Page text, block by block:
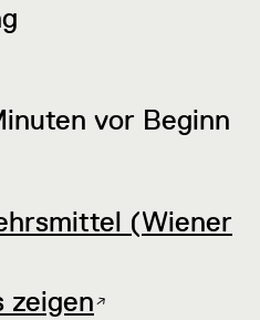
vor Beginn
(Wiener
zeigen